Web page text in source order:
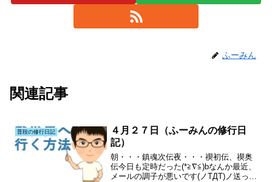
ふーみん
関連記事
普段の修行日記
４月２７日（ふーみんの修行日
記）
朝・・・鎮魂次伝夜・・・禊初伝、禊奥
伝今日も定時だった(*≧∇≦)bなんか最近、
メールの調子が悪いです(ノTДT)ノ送った